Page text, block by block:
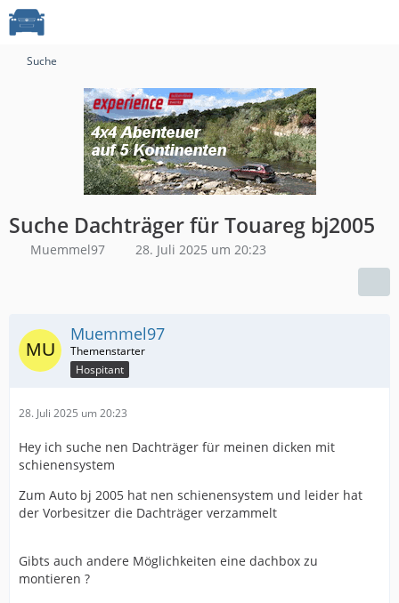
Suche
Suche Dachträger für Touareg bj2005
Muemmel97 28. Juli 2025 um 20:23
Muemmel97
Hospitant
28. Juli 2025 um 20:23
Hey ich suche nen Dachträger für meinen dicken mit
schienensystem
Zum Auto bj 2005 hat nen schienensystem und leider hat
der Vorbesitzer die Dachträger verzammelt
Gibts auch andere Möglichkeiten eine dachbox zu
montieren ?